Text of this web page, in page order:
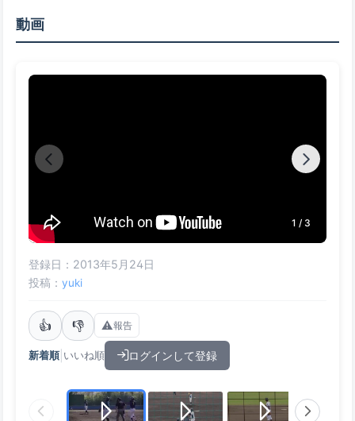
動画
1 / 3
登録日：2013年5月24日
投稿： yuki
👍 👎 ⚠️報告
新着順| いいね順 ログインして登録